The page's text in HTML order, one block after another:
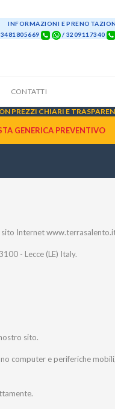
INFORMAZIONI E
3481805669
/ 3209117340
CONTATTI
PREZZI CHIARI E
GENERICA PREVENTIVO
sito Internet
- Lecce (LE) Italy.
sito.
computer e periferiche